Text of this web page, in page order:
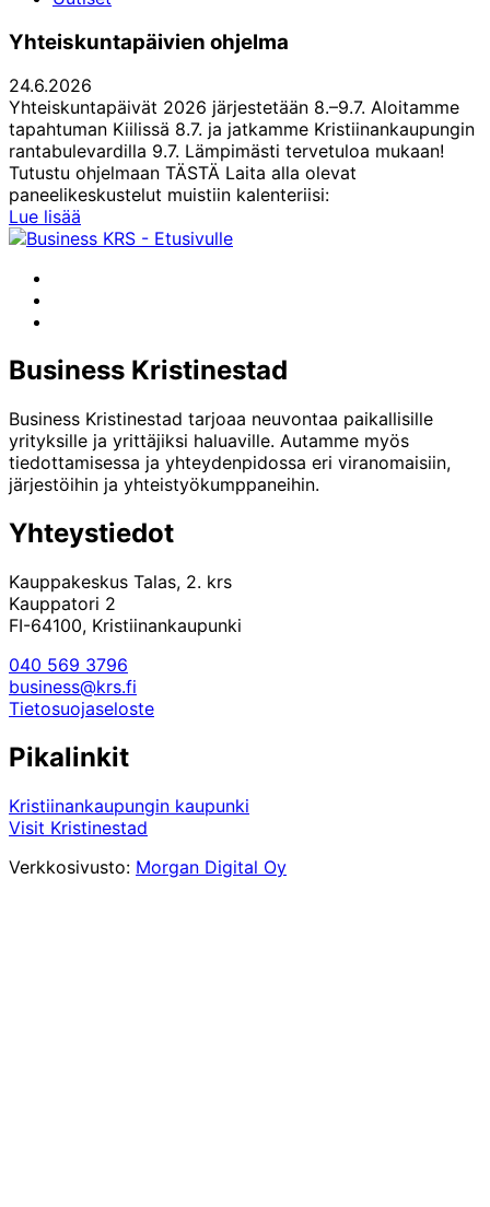
Yhteiskuntapäivien ohjelma
24.6.2026
Yhteiskuntapäivät 2026 järjestetään 8.–9.7. Aloitamme
tapahtuman Kiilissä 8.7. ja jatkamme Kristiinankaupungin
rantabulevardilla 9.7. Lämpimästi tervetuloa mukaan!
Tutustu ohjelmaan TÄSTÄ Laita alla olevat
paneelikeskustelut muistiin kalenteriisi:
Lue lisää
ohjelma
Business Kristinestad
Business Kristinestad tarjoaa neuvontaa paikallisille
yrityksille ja yrittäjiksi haluaville. Autamme myös
tiedottamisessa ja yhteydenpidossa eri viranomaisiin,
järjestöihin ja yhteistyökumppaneihin.
Yhteystiedot
Kauppakeskus Talas, 2. krs
Kauppatori 2
FI-64100, Kristiinankaupunki
040 569 3796
business@krs.fi
Tietosuojaseloste
Pikalinkit
Kristiinankaupungin kaupunki
Visit Kristinestad
Verkkosivusto: Morgan Digital Oy